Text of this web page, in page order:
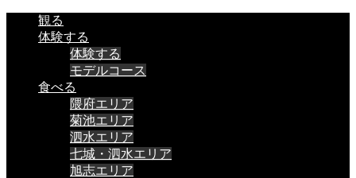
観る
体験する
体験する
モデルコース
食べる
隈府エリア
菊池エリア
泗水エリア
七城・泗水エリア
旭志エリア